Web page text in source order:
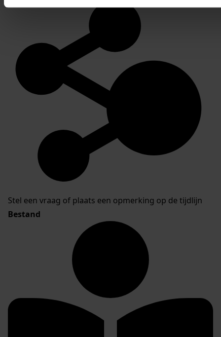
Stel een vraag of plaats een opmerking op de tijdlijn
Bestand